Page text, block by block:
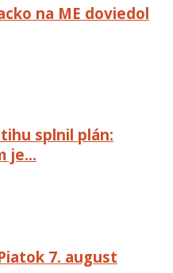
na ME doviedol
splnil plán:
je…
7. august